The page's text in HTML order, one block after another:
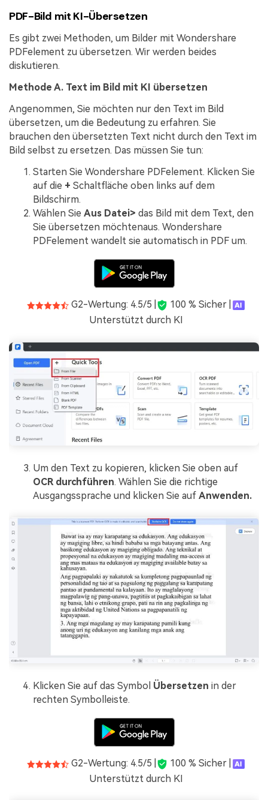
PDF-Bild mit KI-Übersetzen
Es gibt zwei Methoden, um Bilder mit Wondershare
PDFelement zu übersetzen. Wir werden beides
diskutieren.
Methode A. Text im Bild mit KI übersetzen
Angenommen, Sie möchten nur den Text im Bild
übersetzen, um die Bedeutung zu erfahren. Sie
brauchen den übersetzten Text nicht durch den Text im
Bild selbst zu ersetzen. Das müssen Sie tun:
Starten Sie Wondershare PDFelement. Klicken Sie
auf die + Schaltfläche oben links auf dem
Bildschirm.
Wählen Sie Aus Datei> das Bild mit dem Text, den
Sie übersetzen möchtenaus. Wondershare
PDFelement wandelt sie automatisch in PDF um.
G2-Wertung: 4.5/5 |
100 % Sicher |
Unterstützt durch KI
Um den Text zu kopieren, klicken Sie oben auf
OCR durchführen. Wählen Sie die richtige
Ausgangssprache und klicken Sie auf Anwenden.
Klicken Sie auf das Symbol Übersetzen in der
rechten Symbolleiste.
G2-Wertung: 4.5/5 |
100 % Sicher |
Unterstützt durch KI